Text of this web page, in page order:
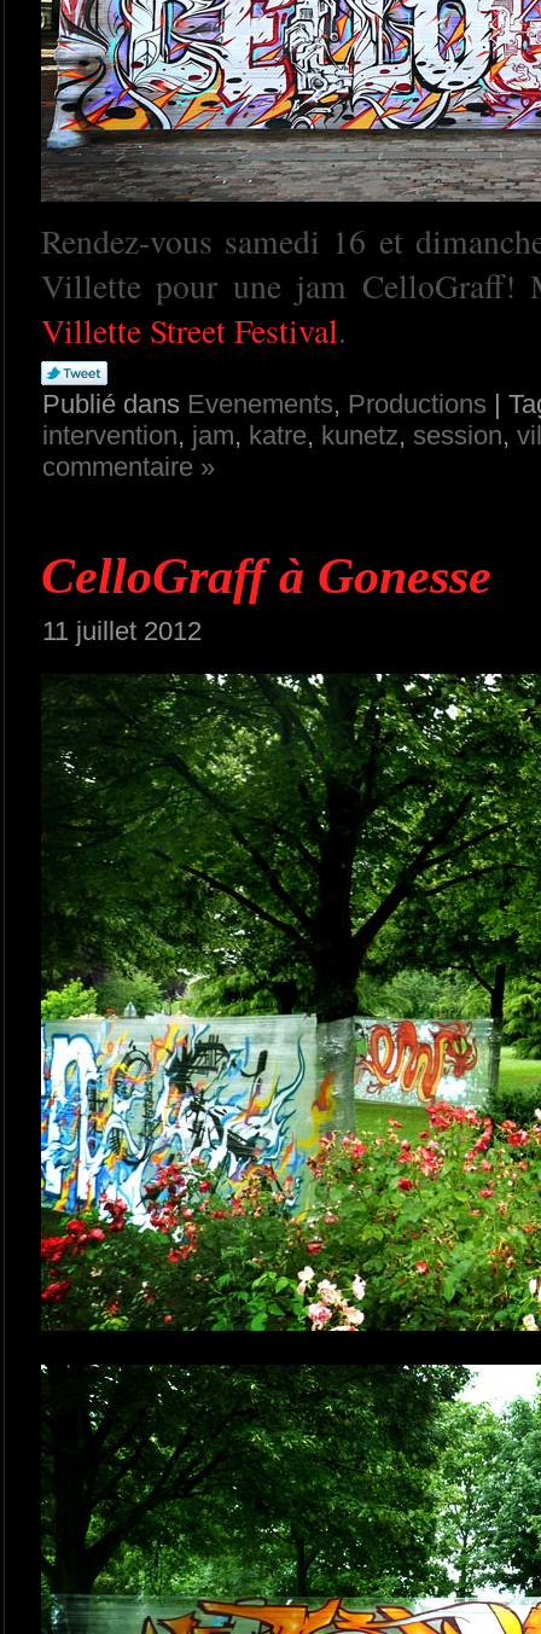
Rendez-vous samedi 16 et
Villette pour une jam
Villette Street Festival.
Publié dans Evenements, Productions |
intervention, jam, katre, kunetz, session,
commentaire »
CelloGraff à Gonesse
11 juillet 2012